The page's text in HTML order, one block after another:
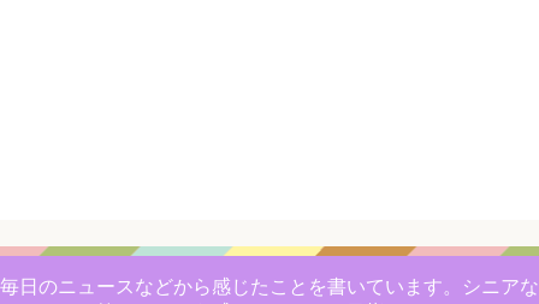
毎日のニュースなどから感じたことを書いています。シニアな